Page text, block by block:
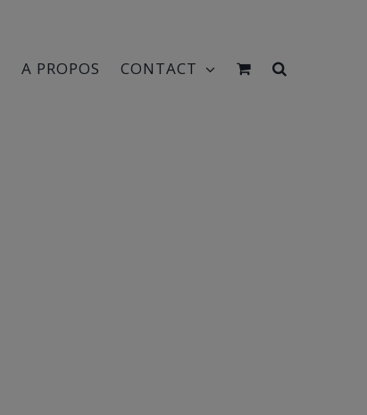
A PROPOS CONTACT